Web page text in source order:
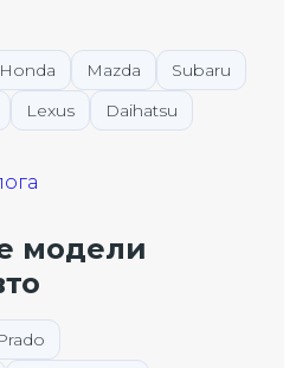
Honda Mazda
Subaru
Lexus
Daihatsu
модели